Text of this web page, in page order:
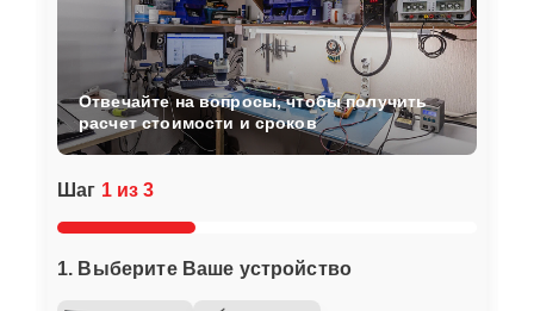
Шаг 1 из 3
1. Выберите Ваше устройство
Отвечайте на вопросы, чтобы получить
расчет стоимости и сроков